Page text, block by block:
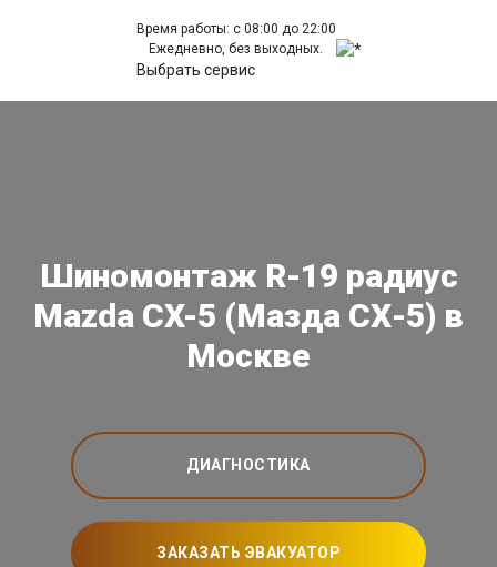
Время работы: с 08:00 до 22:00
Ежедневно, без выходных.
Выбрать сервис
Шиномонтаж R-19 радиус
Mazda CX-5 (Мазда СХ-5) в
Москве
ДИАГНОСТИКА
ЗАКАЗАТЬ ЭВАКУАТОР